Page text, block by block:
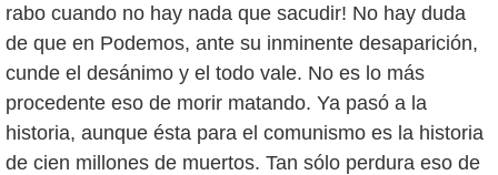
rabo cuando no hay nada que sacudir! No hay duda
de que en Podemos, ante su inminente desaparición,
cunde el desánimo y el todo vale. No es lo más
procedente eso de morir matando. Ya pasó a la
historia, aunque ésta para el comunismo es la historia
de cien millones de muertos. Tan sólo perdura eso de